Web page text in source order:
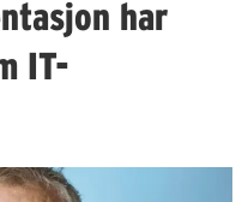
har
IT-